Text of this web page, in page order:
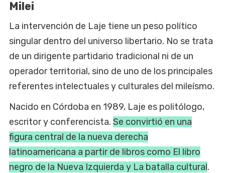
Milei
La intervención de Laje tiene un peso político
singular dentro del universo libertario. No se trata
de un dirigente partidario tradicional ni de un
operador territorial, sino de uno de los principales
referentes intelectuales y culturales del mileísmo.
Nacido en Córdoba en 1989, Laje es politólogo,
escritor y conferencista. Se convirtió en una
figura central de la nueva derecha
latinoamericana a partir de libros como El libro
negro de la Nueva Izquierda y La batalla cultural.